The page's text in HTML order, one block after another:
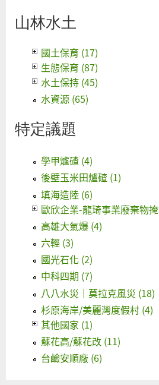
山林水土
國土保育 (17)
生態保育 (87)
水土保持 (45)
水資源 (65)
特定議題
學甲爐碴 (4)
後壁玉米田爐碴 (1)
填海造陸 (6)
歐欣企業-龍琦事業廢棄物
高雄大氣爆 (4)
六輕 (3)
國光石化 (2)
中科四期 (7)
八八水災｜莫拉克風災 (18)
杉原海岸/美麗灣度假村 (4)
其他國家 (1)
蘇花高/蘇花改 (11)
台鹼安順廠 (6)